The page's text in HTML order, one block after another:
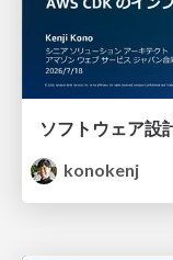
konokenj